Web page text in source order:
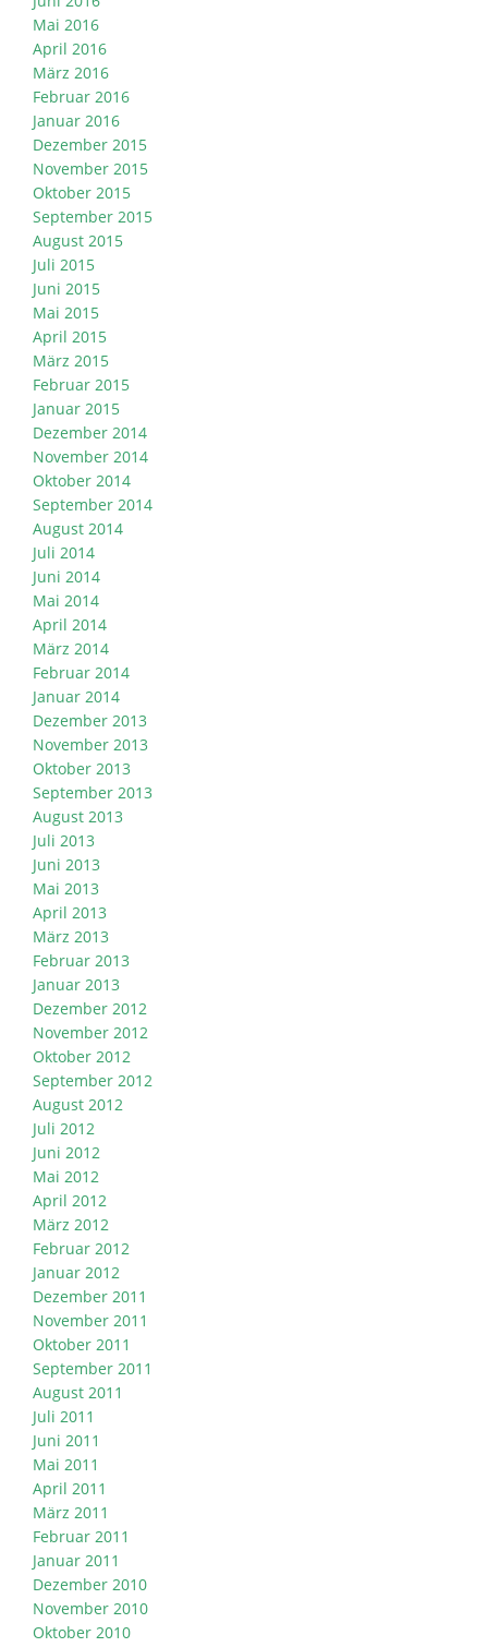
Mai 2016
April 2016
März 2016
Februar 2016
Januar 2016
Dezember 2015
November 2015
Oktober 2015
September 2015
August 2015
Juli 2015
Juni 2015
Mai 2015
April 2015
März 2015
Februar 2015
Januar 2015
Dezember 2014
November 2014
Oktober 2014
September 2014
August 2014
Juli 2014
Juni 2014
Mai 2014
April 2014
März 2014
Februar 2014
Januar 2014
Dezember 2013
November 2013
Oktober 2013
September 2013
August 2013
Juli 2013
Juni 2013
Mai 2013
April 2013
März 2013
Februar 2013
Januar 2013
Dezember 2012
November 2012
Oktober 2012
September 2012
August 2012
Juli 2012
Juni 2012
Mai 2012
April 2012
März 2012
Februar 2012
Januar 2012
Dezember 2011
November 2011
Oktober 2011
September 2011
August 2011
Juli 2011
Juni 2011
Mai 2011
April 2011
März 2011
Februar 2011
Januar 2011
Dezember 2010
November 2010
Oktober 2010